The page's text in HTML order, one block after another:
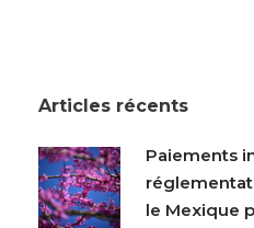
Articles récents
Paiements
le Mexique